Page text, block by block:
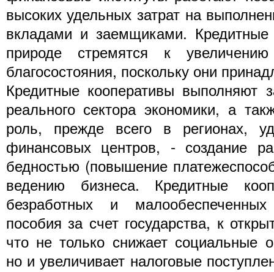
высоких удельных затрат на
вкладами и заемщиками.
природе стремятся к
благосостояния, поскольку они
Кредитные кооперативы выполняют
реального сектора экономики, а
роль, прежде всего в регионах,
финансовых центров, - создание
бедностью (повышение
ведению бизнеса. Кредитные
безработных и
пособия за счет государства, к
что не только снижает социальные
но и увеличивает налоговые